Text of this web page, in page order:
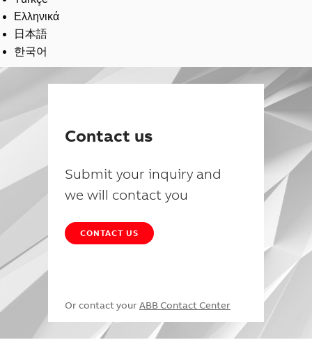
Ελληνικά
日本語
한국어
Contact us
Submit your inquiry and
we will contact you
CONTACT US
Or contact your ABB Contact Center